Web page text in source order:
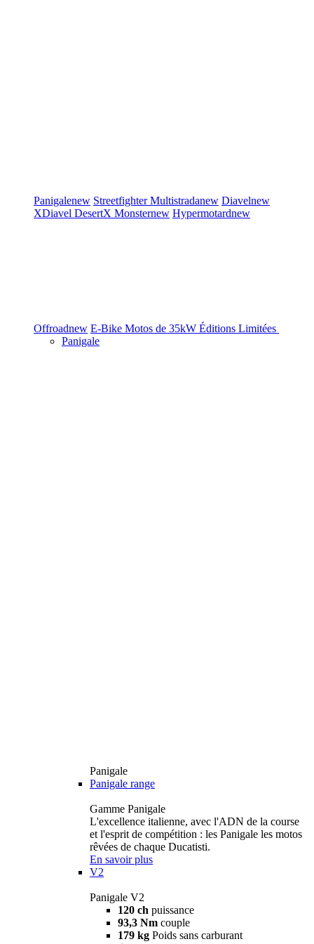
Panigalenew StreetfighterMultistradanew Diavelnew
XDiavel DesertX Monsternew Hypermotardnew
Offroadnew E-Bike Motos de 35kW Éditions Limitées
Panigale
Panigale
Panigale range
Gamme Panigale
L'excellence italienne, avec l'ADN de la course
et l'esprit de compétition : les Panigale les motos
rêvées de chaque Ducatisti.
En savoir plus
V2
Panigale V2
120 ch puissance
93,3 Nm couple
179 kg Poids sans carburant